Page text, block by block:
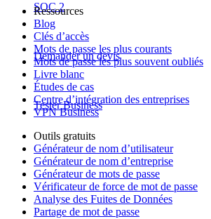
SOC 2
Demander un devis
Tester Business
Ressources
Blog
Clés d’accès
Mots de passe les plus courants
Mots de passe les plus souvent oubliés
Livre blanc
Études de cas
Centre d’intégration des entreprises
VPN Business
Outils gratuits
Générateur de nom d’utilisateur
Générateur de nom d’entreprise
Générateur de mots de passe
Vérificateur de force de mot de passe
Analyse des Fuites de Données
Partage de mot de passe